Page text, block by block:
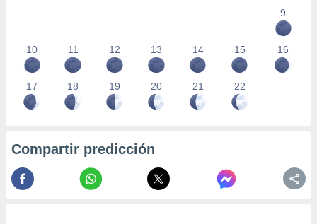
9
10 11 12 13 14 15 16
17 18 19 20 21 22
Compartir predicción